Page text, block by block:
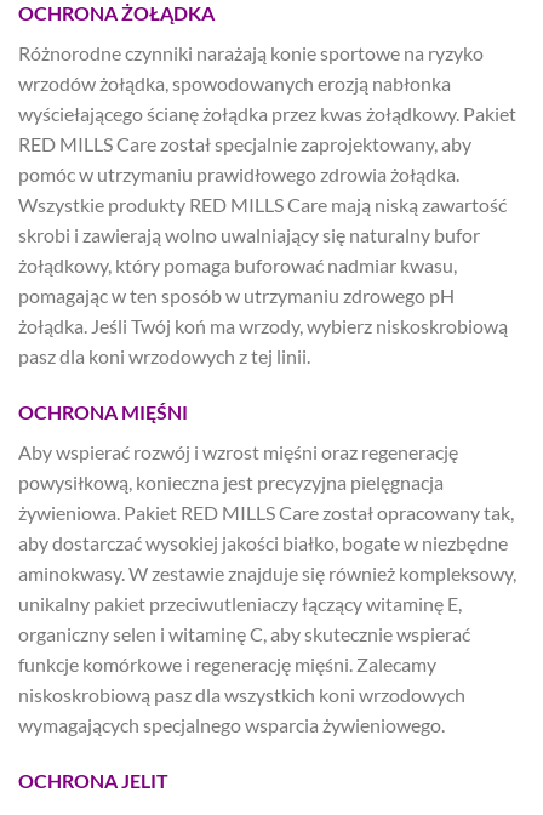
OCHRONA ŻOŁĄDKA
Różnorodne czynniki narażają konie sportowe na ryzyko
wrzodów żołądka, spowodowanych erozją nabłonka
wyściełającego ścianę żołądka przez kwas żołądkowy. Pakiet
RED MILLS Care został specjalnie zaprojektowany, aby
pomóc w utrzymaniu prawidłowego zdrowia żołądka.
Wszystkie produkty RED MILLS Care mają niską zawartość
skrobi i zawierają wolno uwalniający się naturalny bufor
żołądkowy, który pomaga buforować nadmiar kwasu,
pomagając w ten sposób w utrzymaniu zdrowego pH
żołądka. Jeśli Twój koń ma wrzody, wybierz niskoskrobiową
pasz dla koni wrzodowych z tej linii.
OCHRONA MIĘŚNI
Aby wspierać rozwój i wzrost mięśni oraz regenerację
powysiłkową, konieczna jest precyzyjna pielęgnacja
żywieniowa. Pakiet RED MILLS Care został opracowany tak,
aby dostarczać wysokiej jakości białko, bogate w niezbędne
aminokwasy. W zestawie znajduje się również kompleksowy,
unikalny pakiet przeciwutleniaczy łączący witaminę E,
organiczny selen i witaminę C, aby skutecznie wspierać
funkcje komórkowe i regenerację mięśni. Zalecamy
niskoskrobiową pasz dla wszystkich koni wrzodowych
wymagających specjalnego wsparcia żywieniowego.
OCHRONA JELIT